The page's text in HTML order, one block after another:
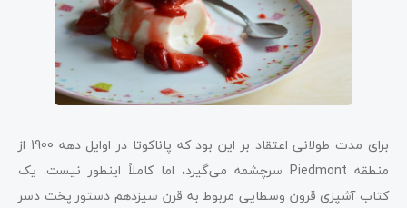
برای مدت طولانی اعتقاد بر این بود که پاناکوتا در اوایل دهه 1900 از
منطقه Piedmont سرچشمه می‌گیرد، اما کاملاً اینطور نیست. یک
کتاب آشپزی قرون وسطایی مربوط به قرن سیزدهم دستور پخت دسر